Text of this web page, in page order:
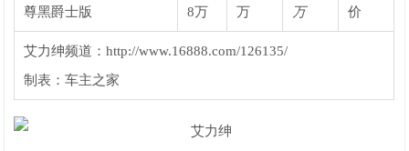
尊黑爵士版
8万
万
万
价
艾力绅频道：http://www.16888.com/126135/
制表：车主之家